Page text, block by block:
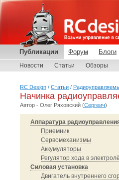
Публикации Форум Блоги
Новости Статьи Обзоры
RC Design / Статьи /
Начинка
Автор - Олег Ряховский (Сергеич)
Аппаратура
Приемник
Сервомеханизмы
Аккумуляторы
Регулятор хода в
Силовая установка
Двигатель внутреннего